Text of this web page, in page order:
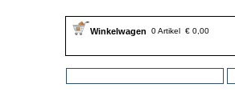
Winkelwagen 0 Artikel € 0,00